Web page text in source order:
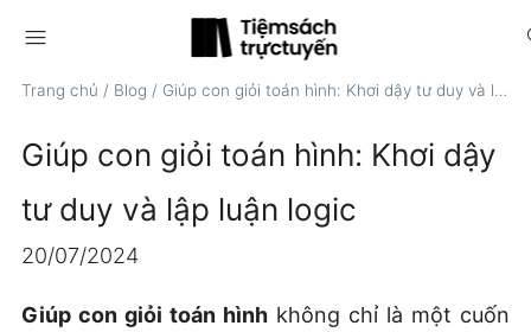
menu
Trang chủ / Blog / Giúp con giỏi toán hình: Khơi dậy tư duy và lập luận logic
Giúp con giỏi toán hình: Khơi dậy
tư duy và lập luận logic
20/07/2024
Giúp con giỏi toán hình không chỉ là một cuốn